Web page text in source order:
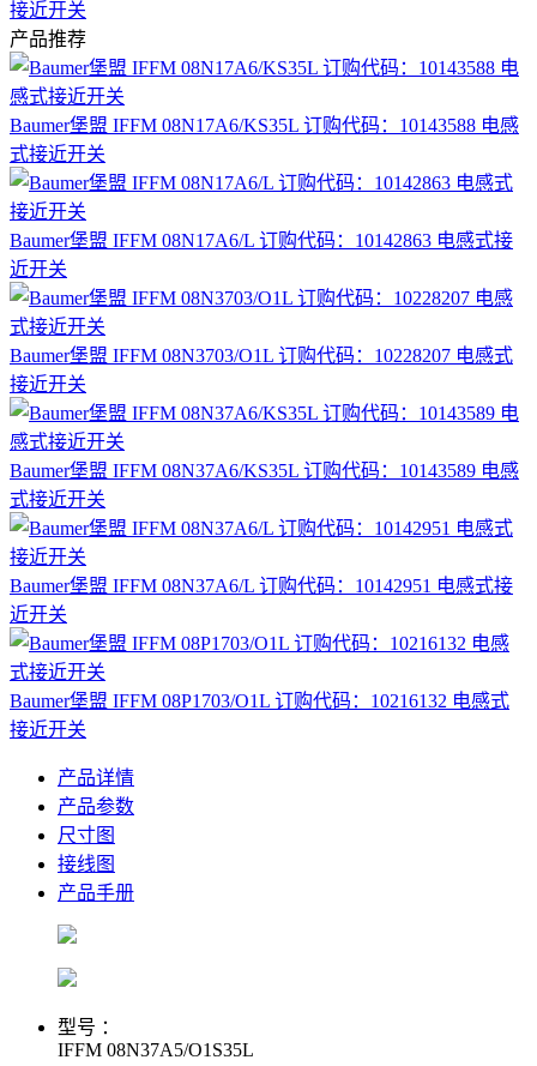
接近开关
产品推荐
Baumer堡盟 IFFM 08N17A6/KS35L 订购代码：10143588 电感
式接近开关
Baumer堡盟 IFFM 08N17A6/L 订购代码：10142863 电感式接
近开关
Baumer堡盟 IFFM 08N3703/O1L 订购代码：10228207 电感式
接近开关
Baumer堡盟 IFFM 08N37A6/KS35L 订购代码：10143589 电感
式接近开关
Baumer堡盟 IFFM 08N37A6/L 订购代码：10142951 电感式接
近开关
Baumer堡盟 IFFM 08P1703/O1L 订购代码：10216132 电感式
接近开关
产品详情
产品参数
尺寸图
接线图
产品手册
型号 ：
IFFM 08N37A5/O1S35L